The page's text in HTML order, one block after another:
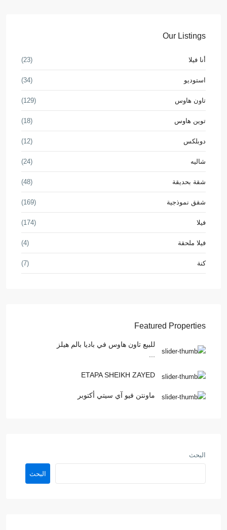
Our Listings
أنا فيلا (23)
استوديو (34)
تاون هاوس (129)
توين هاوس (18)
دوبلكس (12)
شاليه (24)
شقة بحديقة (48)
شقق نموذجية (169)
فيلا (174)
فيلا ملحقة (4)
كنة (7)
Featured Properties
للبيع تاون هاوس في باديا بالم هيلز
ETAPA SHEIKH ZAYED
ماونتن فيو آي سيتي أكتوبر
البحث
البحث